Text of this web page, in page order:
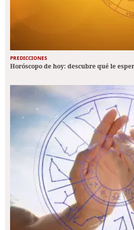
PREDICCIONES
Horóscopo de hoy: descubre qué le